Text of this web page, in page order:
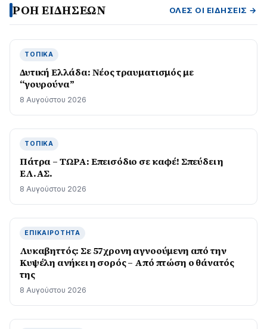
ΡΟΗ ΕΙΔΗΣΕΩΝ ΌΛΕΣ ΟΙ ΕΙΔΉΣΕΙΣ →
ΤΟΠΙΚΆ
Δυτική Ελλάδα: Νέος τραυματισμός με
“γουρούνα”
8 Αυγούστου 2026
ΤΟΠΙΚΆ
Πάτρα – ΤΩΡΑ: Επεισόδιο σε καφέ! Σπεύδει η
ΕΛ.ΑΣ.
8 Αυγούστου 2026
ΕΠΙΚΑΙΡΌΤΗΤΑ
Λυκαβηττός: Σε 57χρονη αγνοούμενη από την
Κυψέλη ανήκει η σορός – Από πτώση ο θάνατός
της
8 Αυγούστου 2026